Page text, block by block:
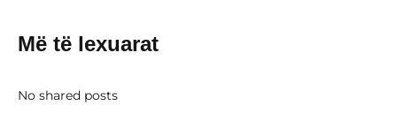
Më të lexuarat
No shared posts